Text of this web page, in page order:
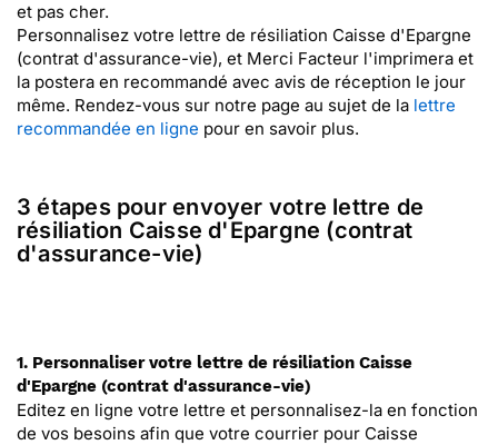
et pas cher.
Personnalisez votre lettre de résiliation Caisse d'Epargne
(contrat d'assurance-vie), et Merci Facteur l'imprimera et
la postera en recommandé avec avis de réception le jour
même. Rendez-vous sur notre page au sujet de la lettre
recommandée en ligne pour en savoir plus.
3 étapes pour envoyer votre lettre de
résiliation Caisse d'Epargne (contrat
d'assurance-vie)
1. Personnaliser votre lettre de résiliation Caisse
d'Epargne (contrat d'assurance-vie)
Editez en ligne votre lettre et personnalisez-la en fonction
de vos besoins afin que votre courrier pour Caisse